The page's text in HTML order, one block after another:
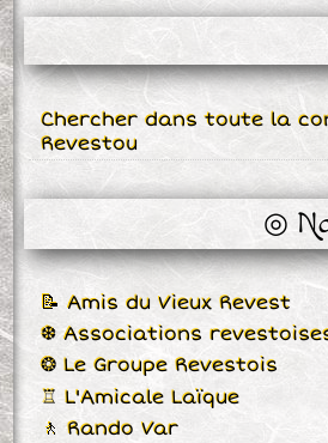
Chercher dans toute la
Revestou
◎
📝 Amis du Vieux Revest
❆ Associations
❂ Le Groupe Revestois
♖ L'Amicale Laïque
🚶 Rando Var